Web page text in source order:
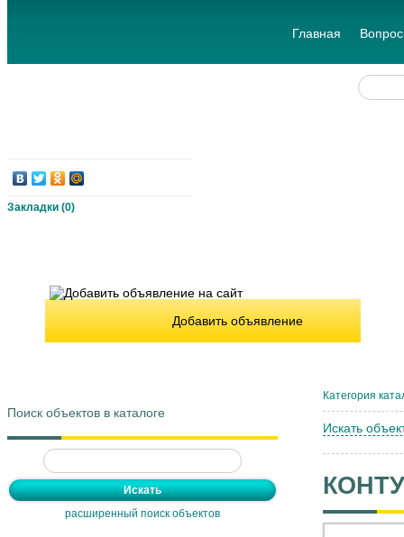
Главная
Закладки (0)
Добавить объявление
Поиск объектов в каталоге
расширенный поиск объектов
Категория
Искать